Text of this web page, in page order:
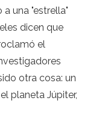
una "estrella"
dicen que
el
otra cosa: un
planeta Júpiter,